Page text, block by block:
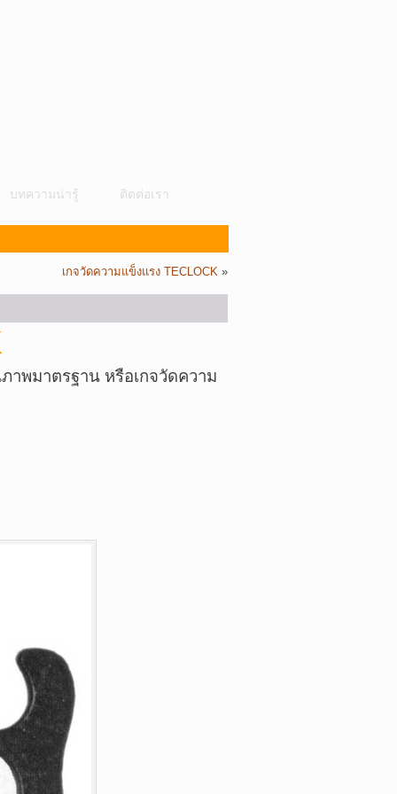
บทความน่ารู้ ติดต่อเรา
เกจวัดความแข็งแรง TECLOCK »
าพมาตรฐาน หรือเกจวัดความ